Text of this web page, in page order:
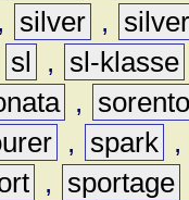
, silver ,
sl , sl-klasse
,
, spark ,
, sportage